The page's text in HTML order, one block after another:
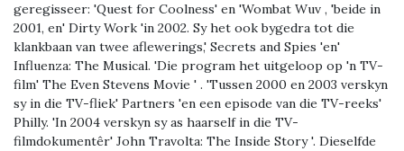
geregisseer: 'Quest for Coolness' en 'Wombat Wuv , 'beide in
2001, en' Dirty Work 'in 2002. Sy het ook bygedra tot die
klankbaan van twee aflewerings,' Secrets and Spies 'en'
Influenza: The Musical. 'Die program het uitgeloop op 'n TV-
film' The Even Stevens Movie ' . 'Tussen 2000 en 2003 verskyn
sy in die TV-fliek' Partners 'en een episode van die TV-reeks'
Philly. 'In 2004 verskyn sy as haarself in die TV-
filmdokumentêr' John Travolta: The Inside Story '. Dieselfde